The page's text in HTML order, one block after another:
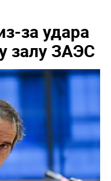
за удара
залу ЗАЭС